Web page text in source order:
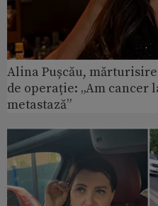
Alina Pușcău,
de operație: „Am cancer
metastază”